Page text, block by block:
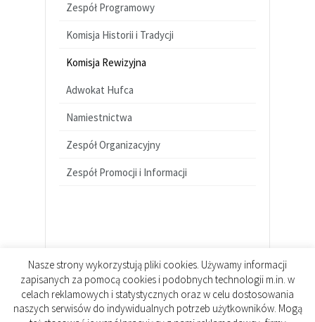
Zespół Programowy
Komisja Historii i Tradycji
Komisja Rewizyjna
Adwokat Hufca
Namiestnictwa
Zespół Organizacyjny
Zespół Promocji i Informacji
Nasze strony wykorzystują pliki cookies. Używamy informacji
zapisanych za pomocą cookies i podobnych technologii m.in. w
celach reklamowych i statystycznych oraz w celu dostosowania
naszych serwisów do indywidualnych potrzeb użytkowników. Mogą